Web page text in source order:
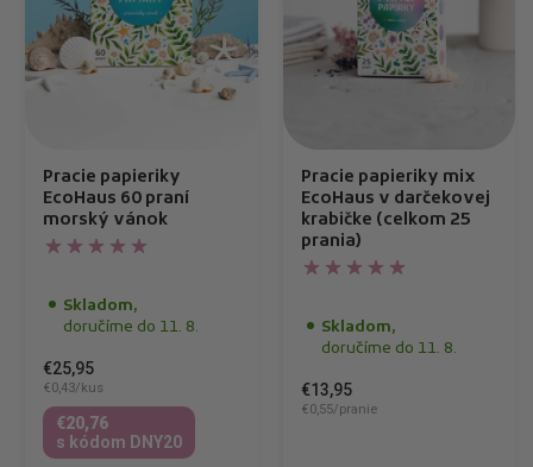
Pracie papieriky
EcoHaus 60 praní
morský vánok
Skladom,
doručíme do 11. 8.
€25,95
€0,43/kus
€20,76
s kódom DNY20
Pracie papieriky mix
EcoHaus v darčekovej
krabičke (celkom 25
prania)
Skladom,
doručíme do 11. 8.
€13,95
€0,55/pranie